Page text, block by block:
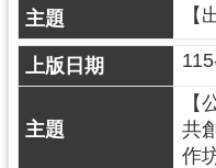
品
與
文
創
商
品
【
【
共
作